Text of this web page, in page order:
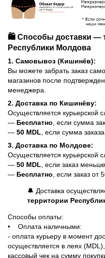
🛍️ Способы доставки —
Республики Молдова
1. Самовывоз (Кишинёв):
Вы можете забрать заказ
магазинов после
менеджера.
2. Доставка по Кишинёву:
Осуществляется курьерской
— Бесплатно , если сумма
— 50 MDL , если сумма
3. Доставка по Молдове:
Осуществляется курьерской
— 50 MDL , если заказ
— Бесплатно , если заказ
🔔 Доставка
территории
Способы оплаты:
• Оплата наличными:
- оплата курьеру в момент
осуществляется в леях
кассовый чек на сумму